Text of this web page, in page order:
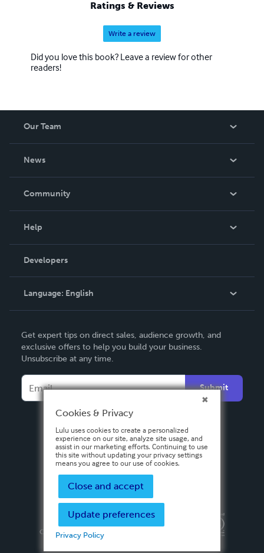
Ratings & Reviews
Write a review
Did you love this book? Leave a review for other
readers!
Our Team
News
In The News
Community
Podcast
Help
Order Lookup
Knowledge Base
Contact Support
Developers
Language: English
Deutsch
Français
Español
Get expert tips on direct sales, audience growth, and
exclusive offers to help you build your business.
Unsubscribe at any time.
Submit
Privacy PolicyTerms & Conditions
Copyright ©
2026 Lulu Press, Inc. All rights reserved.
Cookies & Privacy
Lulu uses cookies to create a personalized
experience on our site, analyze site usage, and
assist in our marketing efforts. Continuing to use
this site without updating your privacy settings
means you agree to our use of cookies.
Close and accept
Update preferences
Privacy Policy